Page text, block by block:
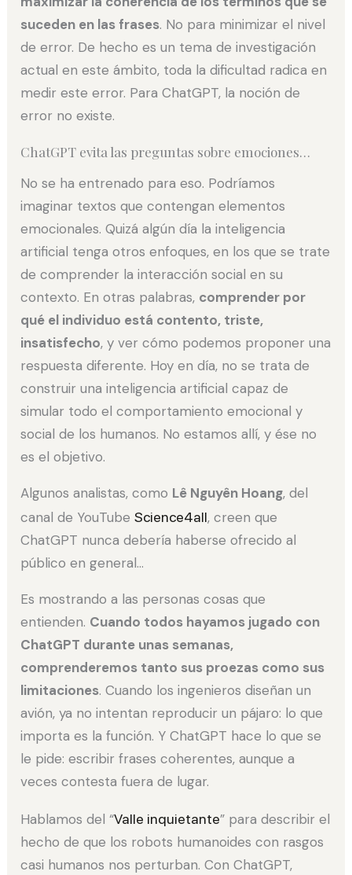
suceden en las frases. No para minimizar el nivel
de error. De hecho es un tema de investigación
actual en este ámbito, toda la dificultad radica en
medir este error. Para ChatGPT, la noción de
error no existe.
ChatGPT evita las preguntas sobre emociones…
No se ha entrenado para eso. Podríamos
imaginar textos que contengan elementos
emocionales. Quizá algún día la inteligencia
artificial tenga otros enfoques, en los que se trate
de comprender la interacción social en su
contexto. En otras palabras, comprender por
qué el individuo está contento, triste,
insatisfecho, y ver cómo podemos proponer una
respuesta diferente. Hoy en día, no se trata de
construir una inteligencia artificial capaz de
simular todo el comportamiento emocional y
social de los humanos. No estamos allí, y ése no
es el objetivo.
Algunos analistas, como Lê Nguyên Hoang, del
canal de YouTubeScience4all, creen que
ChatGPT nunca debería haberse ofrecido al
público en general…
Es mostrando a las personas cosas que
entienden. Cuando todos hayamos jugado con
ChatGPT durante unas semanas,
comprenderemos tanto sus proezas como sus
limitaciones. Cuando los ingenieros diseñan un
avión, ya no intentan reproducir un pájaro: lo que
importa es la función. Y ChatGPT hace lo que se
le pide: escribir frases coherentes, aunque a
veces contesta fuera de lugar.
Hablamos del “Valle inquietante” para describir el
hecho de que los robots humanoides con rasgos
casi humanos nos perturban. Con ChatGPT,